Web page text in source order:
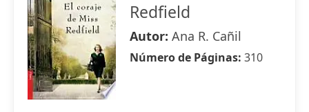
Redfield
Autor: Ana R. Cañil
Número de Páginas: 310